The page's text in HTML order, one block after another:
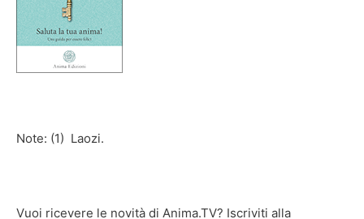
Note: (1) Laozi.
Vuoi ricevere le novità di Anima.TV? Iscriviti alla